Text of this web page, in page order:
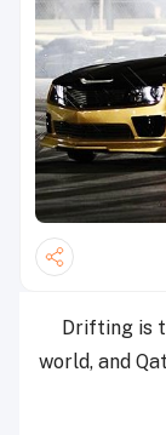
Drifting is
world, and